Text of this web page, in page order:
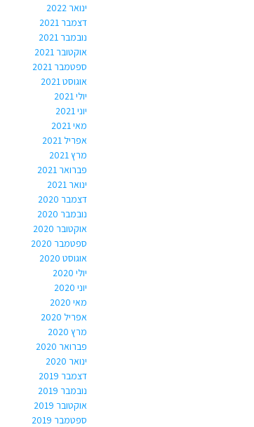
ינואר 2022
דצמבר 2021
נובמבר 2021
אוקטובר 2021
ספטמבר 2021
אוגוסט 2021
יולי 2021
יוני 2021
מאי 2021
אפריל 2021
מרץ 2021
פברואר 2021
ינואר 2021
דצמבר 2020
נובמבר 2020
אוקטובר 2020
ספטמבר 2020
אוגוסט 2020
יולי 2020
יוני 2020
מאי 2020
אפריל 2020
מרץ 2020
פברואר 2020
ינואר 2020
דצמבר 2019
נובמבר 2019
אוקטובר 2019
ספטמבר 2019